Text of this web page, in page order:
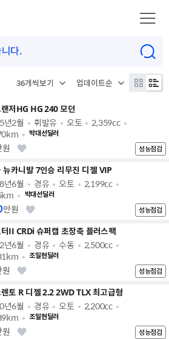
저HG HG 240 모던
년2월 휘발유 오토
2,359cc
박대선딜러
성능점검
뉴카니발 7인승 리무진 디젤 VIP
년6월 경유 오토
2,199cc
박대선딜러
성능점검
만원
II CRDi 슈퍼캡 초장축 플러스팩
년6월 경유 수동
2,500cc
조일현딜러
성능점검
토 R 디젤 2.2 2WD TLX 최고급형
년6월 경유 오토
2,200cc
조일현딜러
성능점검